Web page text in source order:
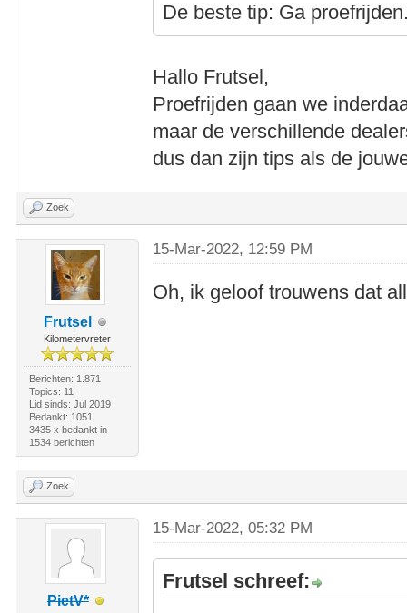
De beste tip: Ga
Hallo Frutsel,
Proefrijden gaan we
maar de verschillende
dus dan zijn tips als de
Zoek
Frutsel
Kilometervreter
Berichten: 1.871
Topics: 11
Lid sinds: Jul 2019
Bedankt: 1051
3435 x bedankt in
1534 berichten
15-Mar-2022, 12:59 PM
Oh, ik geloof trouwens dat
Zoek
PietV*
15-Mar-2022, 05:32 PM
Frutsel schreef: